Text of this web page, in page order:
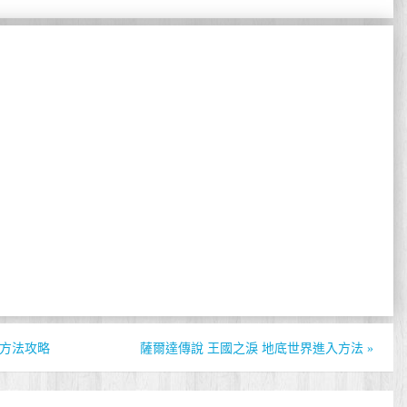
法攻略 薩爾達傳說 王國之淚 地底世界進入方法 »